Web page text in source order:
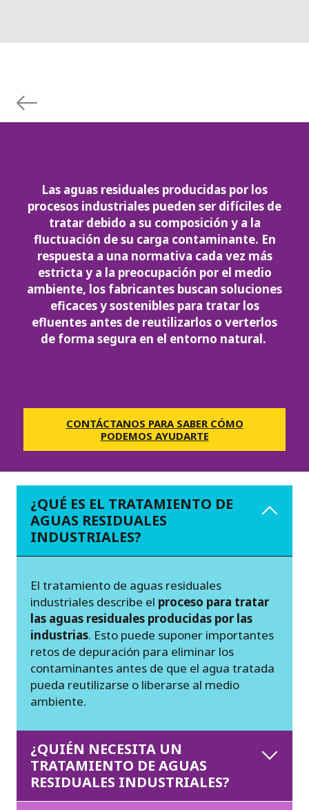
Las aguas residuales producidas por los
procesos industriales pueden ser difíciles de
tratar debido a su composición y a la
fluctuación de su carga contaminante. En
respuesta a una normativa cada vez más
estricta y a la preocupación por el medio
ambiente, los fabricantes buscan soluciones
eficaces y sostenibles para tratar los
efluentes antes de reutilizarlos o verterlos
de forma segura en el entorno natural.
CONTÁCTANOS PARA SABER CÓMO
PODEMOS AYUDARTE
¿QUÉ ES EL TRATAMIENTO DE
AGUAS RESIDUALES
INDUSTRIALES?
El tratamiento de aguas residuales
industriales describe el proceso para tratar
las aguas residuales producidas por las
industrias. Esto puede suponer importantes
retos de depuración para eliminar los
contaminantes antes de que el agua tratada
pueda reutilizarse o liberarse al medio
ambiente.
¿QUIÉN NECESITA UN
TRATAMIENTO DE AGUAS
RESIDUALES INDUSTRIALES?